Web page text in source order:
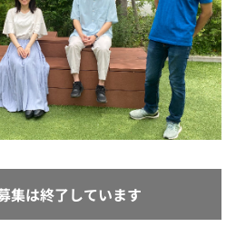
集は終了しています